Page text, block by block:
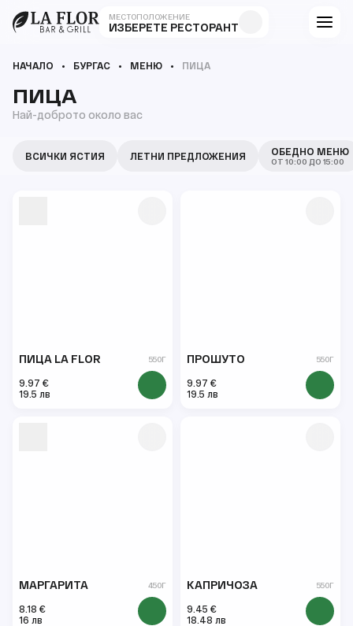
МЕСТОПОЛОЖЕНИЕ
ИЗБЕРЕТЕ РЕСТОРАНТ
НАЧАЛО БУРГАС МЕНЮ ПИЦА
ПИЦА
Най-доброто около вас
ВСИЧКИ ЯСТИЯ ЛЕТНИ ПРЕДЛОЖЕНИЯ ОБЕДНО МЕНЮ
ОТ 10:00 ДО 15:00
ПИЦА LA FLOR 550Г
9.97 €
19.5 лв
ПРОШУТО 550Г
9.97 €
19.5 лв
МАРГАРИТА 450Г
8.18 €
16 лв
КАПРИЧОЗА 550Г
9.45 €
18.48 лв